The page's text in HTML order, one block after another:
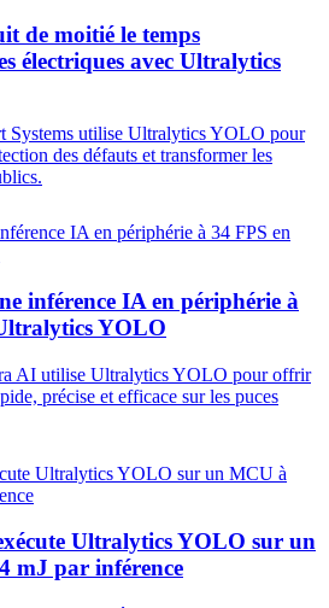
de moitié le temps
électriques avec Ultralytics
Systems utilise Ultralytics YOLO pour
des défauts et transformer les
inférence IA en périphérie à
YOLO
AI utilise Ultralytics YOLO pour offrir
précise et efficace sur les puces
Ultralytics YOLO sur un
mJ par inférence